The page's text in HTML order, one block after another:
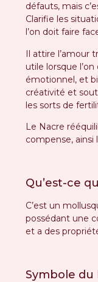
défauts, mais
Clarifie les
l’on doit faire
Il attire l’amour
utile lorsque l’on
émotionnel, et
créativité et
les sorts de
Le Nacre
compense, ainsi
Qu’est-ce
C’est un
possédant une
et a des
Symbole du